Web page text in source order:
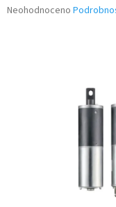
Průměrné
Neohodnoceno